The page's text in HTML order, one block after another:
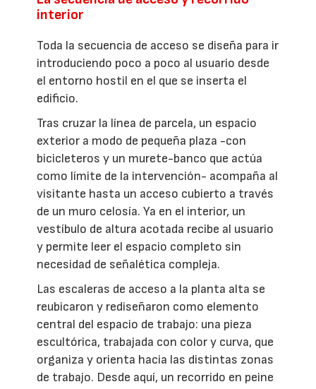
interior
Toda la secuencia de acceso se diseña para ir
introduciendo poco a poco al usuario desde
el entorno hostil en el que se inserta el
edificio.
Tras cruzar la línea de parcela, un espacio
exterior a modo de pequeña plaza -con
bicicleteros y un murete-banco que actúa
como límite de la intervención- acompaña al
visitante hasta un acceso cubierto a través
de un muro celosía. Ya en el interior, un
vestíbulo de altura acotada recibe al usuario
y permite leer el espacio completo sin
necesidad de señalética compleja.
Las escaleras de acceso a la planta alta se
reubicaron y rediseñaron como elemento
central del espacio de trabajo: una pieza
escultórica, trabajada con color y curva, que
organiza y orienta hacia las distintas zonas
de trabajo. Desde aquí, un recorrido en peine